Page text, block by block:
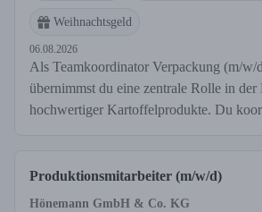
Weihnachtsgeld
06.08.2026
Als Teamkoordinator Verpackung (m/w/
übernimmst du eine zentrale Rolle in der
hochwertiger Kartoffelprodukte. Du
Produktionsmitarbeiter (m/w/d)
Hönemann GmbH & Co. KG